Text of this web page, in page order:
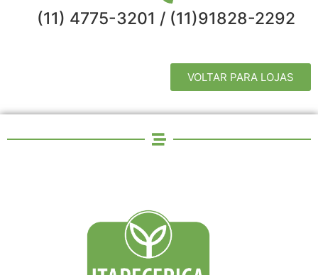
(11) 4775-3201 / (11)91828-2292
VOLTAR PARA LOJAS